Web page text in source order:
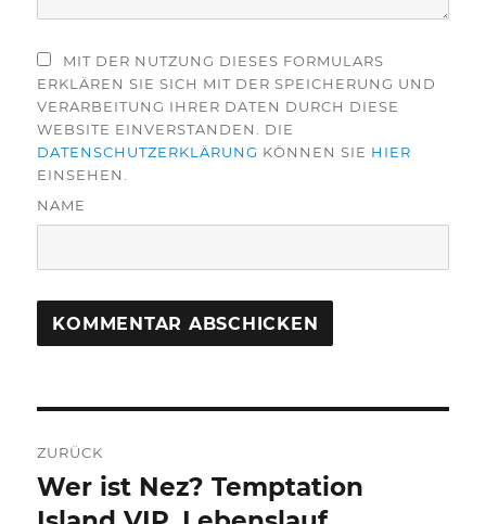
MIT DER NUTZUNG DIESES FORMULARS
ERKLÄREN SIE SICH MIT DER SPEICHERUNG UND
VERARBEITUNG IHRER DATEN DURCH DIESE
WEBSITE EINVERSTANDEN. DIE
DATENSCHUTZERKLÄRUNG KÖNNEN SIE HIER
EINSEHEN.
NAME
ZURÜCK
Vorheriger
Beitrag:
Wer ist Nez? Temptation